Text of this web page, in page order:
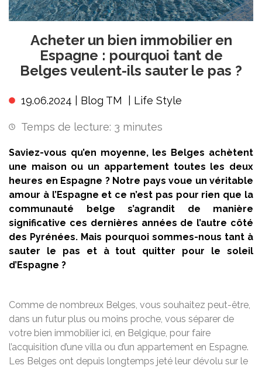
Acheter un bien immobilier en
Espagne : pourquoi tant de
Belges veulent-ils sauter le pas ?
19.06.2024 | Blog TM Life Style
Temps de lecture: 3 minutes
Saviez-vous qu’en moyenne, les Belges achètent
une maison ou un appartement toutes les deux
heures en Espagne ? Notre pays voue un véritable
amour à l’Espagne et ce n’est pas pour rien que la
communauté belge s’agrandit de manière
significative ces dernières années de l’autre côté
des Pyrénées. Mais pourquoi sommes-nous tant à
sauter le pas et à tout quitter pour le soleil
d’Espagne ?
Comme de nombreux Belges, vous souhaitez peut-être,
dans un futur plus ou moins proche, vous séparer de
votre bien immobilier ici, en Belgique, pour faire
l’acquisition d’une villa ou d’un appartement en Espagne.
Les Belges ont depuis longtemps jeté leur dévolu sur le